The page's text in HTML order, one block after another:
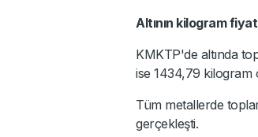
Altının kilogram
KMKTP'de altında
ise 1434,79 kilogram
Tüm metallerde
gerçekleşti.